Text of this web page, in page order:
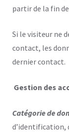
partir de la fin
Si le visiteur ne
contact, les
dernier contact.
Gestion des
Catégorie de
d’identification,